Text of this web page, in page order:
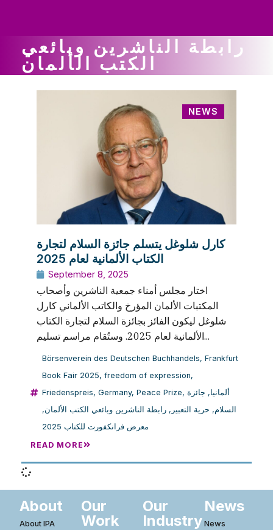
رابطة الناشرين وبائعي
الكتب الألمان
NEWS
كارل شلوغل يتسلم جائزة السلام لتجارة
الكتاب الألمانية لعام 2025
September 8, 2025
اختار مجلس أمناء جمعية الناشرين وأصحاب
المكتبات الألمان المؤرخ والكاتب الألماني كارل
شلوغل ليكون الفائز بجائزة السلام لتجارة الكتاب
الألمانية لعام 2025. وستُقام مراسم تسليم...
Börsenverein des Deutschen Buchhandels, Frankfurt
Book Fair 2025, freedom of expression,
Friedenspreis, Germany, Peace Prize, ألمانيا, جائزة
السلام, حرية التعبير , رابطة الناشرين وبائعي الكتب الألمان,
معرض فرانكفورت للكتاب 2025
READ MORE
About
About IPA
Our
Work
Our
Industry
News
News